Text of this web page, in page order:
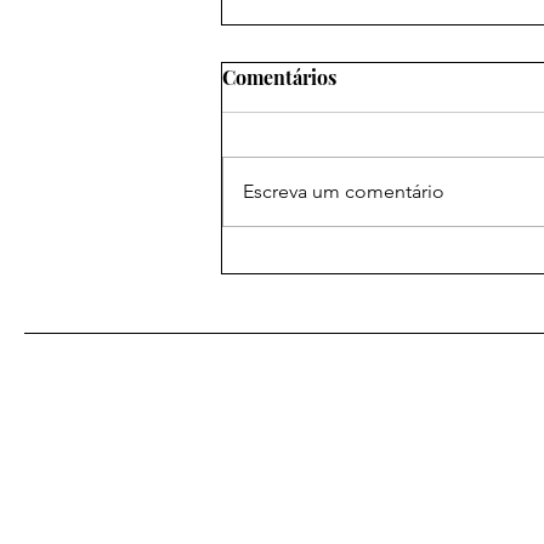
Comentários
Escreva um comentário